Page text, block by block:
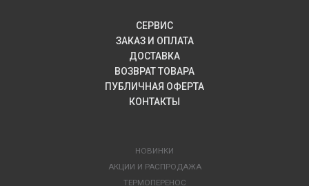
СЕРВИС
ЗАКАЗ И ОПЛАТА
ДОСТАВКА
ВОЗВРАТ ТОВАРА
ПУБЛИЧНАЯ ОФЕРТА
КОНТАКТЫ
НОВИНКИ
АКЦИИ И РАСПРОДАЖА
ТЕРМОПЕРЕНОС